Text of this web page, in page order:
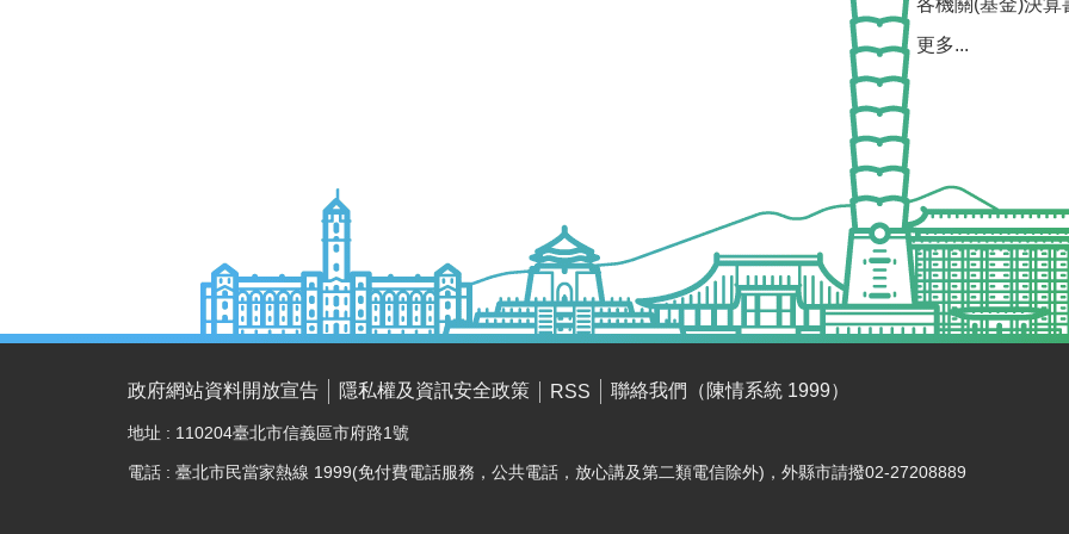
各機關(基金)決算
更多...
政府網站資料開放宣告 隱私權及資訊安全政策 RSS 聯絡我們（陳情系統 1999）
地址 : 110204臺北市信義區市府路1號
電話 : 臺北市民當家熱線 1999(免付費電話服務，公共電話，放心講及第二類電信除外)，外縣市請撥02-27208889